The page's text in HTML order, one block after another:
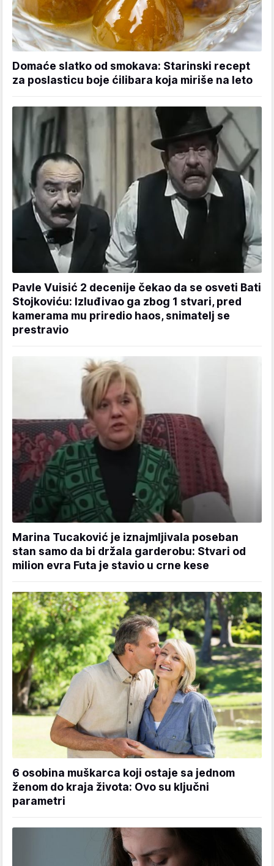
Domaće slatko od smokava: Starinski recept
za poslasticu boje ćilibara koja miriše na leto
Pavle Vuisić 2 decenije čekao da se osveti Bati
Stojkoviću: Izluđivao ga zbog 1 stvari, pred
kamerama mu priredio haos, snimatelj se
prestravio
Marina Tucaković je iznajmljivala poseban
stan samo da bi držala garderobu: Stvari od
milion evra Futa je stavio u crne kese
6 osobina muškarca koji ostaje sa jednom
ženom do kraja života: Ovo su ključni
parametri